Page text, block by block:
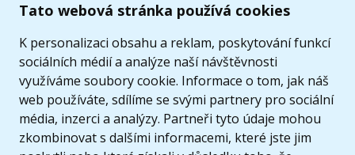
Tato webová stránka používá cookies
K personalizaci obsahu a reklam, poskytování funkcí
sociálních médií a analýze naší návštěvnosti
využíváme soubory cookie. Informace o tom, jak náš
web používáte, sdílíme se svými partnery pro sociální
média, inzerci a analýzy. Partneři tyto údaje mohou
zkombinovat s dalšími informacemi, které jste jim